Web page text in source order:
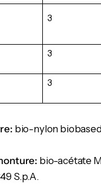
3
3
3
bio-nylon
bio-acétate
S.p.A.